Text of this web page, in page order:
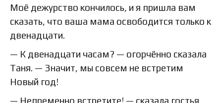
Моё дежурство кончилось, и я пришла вам
сказать, что ваша мама освободится только к
двенадцати.
— К двенадцати часам? — огорчённо сказала
Таня. — Значит, мы совсем не встретим
Новый год!
— Непременно встретите! — сказала гостья,